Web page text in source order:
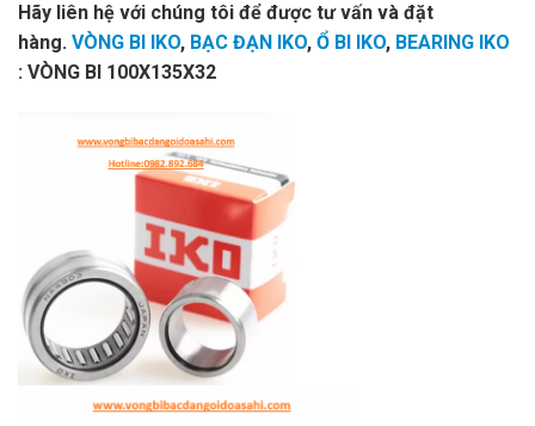
Hãy liên hệ với chúng tôi để được tư vấn và đặt
hàng. VÒNG BI IKO, BẠC ĐẠN IKO, Ổ BI IKO, BEARING IKO
: VÒNG BI 100X135X32